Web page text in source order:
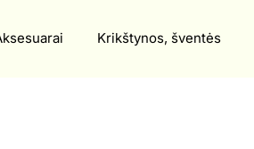
Krikštynos, šventės